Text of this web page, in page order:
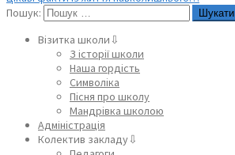
Пошук:
Візитка школи⇩
З історії школи
Наша гордість
Символіка
Пісня про школу
Мандрівка школою
Адміністрація
Колектив закладу⇩